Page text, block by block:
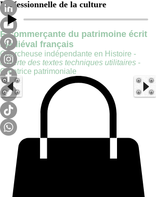
Professionnelle de la culture
E-commerçante du patrimoine écrit
médiéval français
Chercheuse indépendante en Histoire -
experte des textes techniques utilitaires -
Créatrice patrimoniale